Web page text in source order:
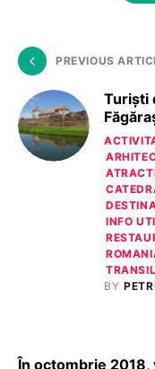
PREVIOUS
Turiști
INFO
BY
În octombrie